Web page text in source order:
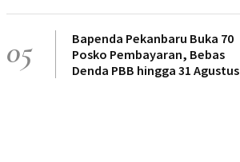
05
Bapenda Pekanbaru Buka 70
Posko Pembayaran, Bebas
Denda PBB hingga 31 Agustus